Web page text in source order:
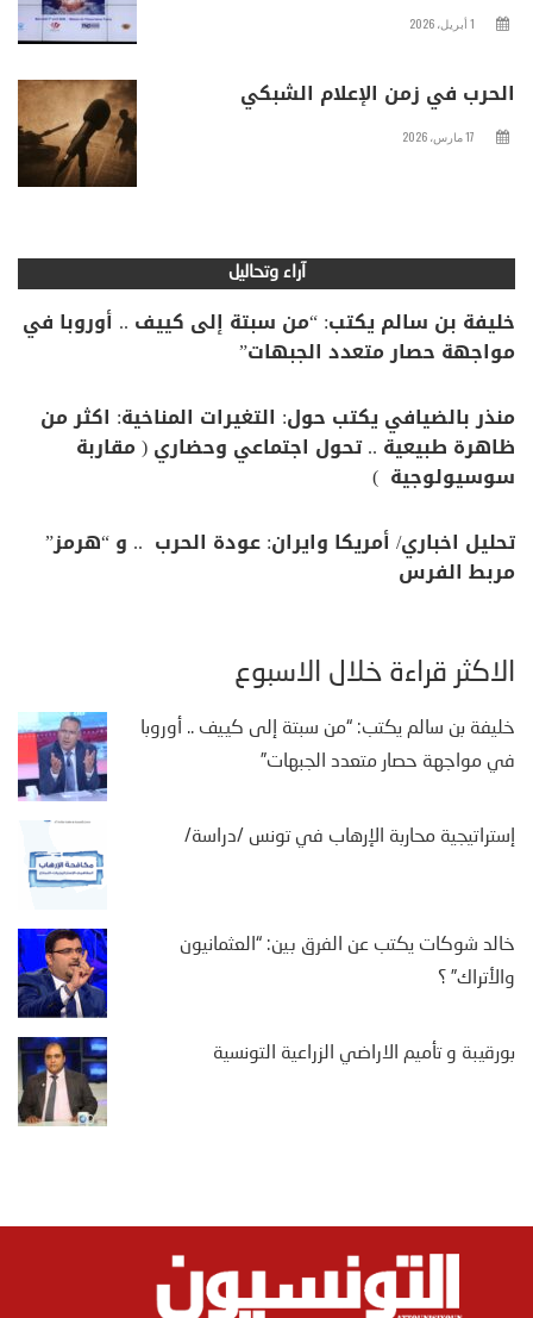
1 أبريل، 2026
الحرب في زمن الإعلام الشبكي
17 مارس، 2026
آراء وتحاليل
خليفة بن سالم يكتب: “من سبتة إلى كييف .. أوروبا في
مواجهة حصار متعدد الجبهات”
منذر بالضيافي يكتب حول: التغيرات المناخية: اكثر من
ظاهرة طبيعية .. تحول اجتماعي وحضاري ( مقاربة
سوسيولوجية )
تحليل اخباري/ أمريكا وايران: عودة الحرب .. و “هرمز”
مربط الفرس
الأكثر قراءة خلال الأسبوع
خليفة بن سالم يكتب: “من سبتة إلى كييف .. أوروبا
في مواجهة حصار متعدد الجبهات”
إستراتيجية محاربة الإرهاب في تونس /دراسة/
خالد شوكات يكتب عن الفرق بين: “العثمانيون
والأتراك” ؟
بورقيبة و تأميم الاراضي الزراعية التونسية